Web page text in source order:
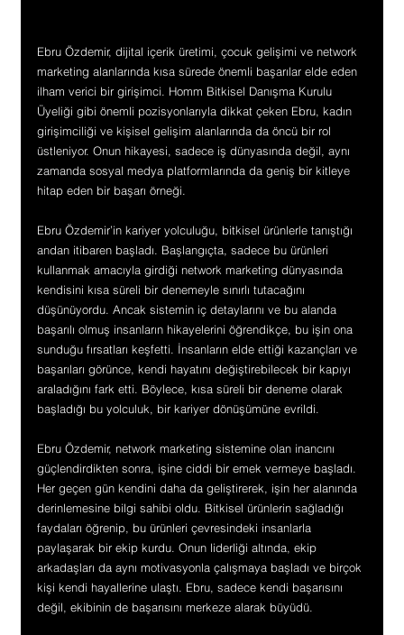
Ebru Özdemir, dijital içerik üretimi, çocuk gelişimi ve network
marketing alanlarında kısa sürede önemli başarılar elde eden
ilham verici bir girişimci. Homm Bitkisel Danışma Kurulu
Üyeliği gibi önemli pozisyonlarıyla dikkat çeken Ebru, kadın
girişimciliği ve kişisel gelişim alanlarında da öncü bir rol
üstleniyor. Onun hikayesi, sadece iş dünyasında değil, aynı
zamanda sosyal medya platformlarında da geniş bir kitleye
hitap eden bir başarı örneği.
Ebru Özdemir’in kariyer yolculuğu, bitkisel ürünlerle tanıştığı
andan itibaren başladı. Başlangıçta, sadece bu ürünleri
kullanmak amacıyla girdiği network marketing dünyasında
kendisini kısa süreli bir denemeyle sınırlı tutacağını
düşünüyordu. Ancak sistemin iç detaylarını ve bu alanda
başarılı olmuş insanların hikayelerini öğrendikçe, bu işin ona
sunduğu fırsatları keşfetti. İnsanların elde ettiği kazançları ve
başarıları görünce, kendi hayatını değiştirebilecek bir kapıyı
araladığını fark etti. Böylece, kısa süreli bir deneme olarak
başladığı bu yolculuk, bir kariyer dönüşümüne evrildi.
Ebru Özdemir, network marketing sistemine olan inancını
güçlendirdikten sonra, işine ciddi bir emek vermeye başladı.
Her geçen gün kendini daha da geliştirerek, işin her alanında
derinlemesine bilgi sahibi oldu. Bitkisel ürünlerin sağladığı
faydaları öğrenip, bu ürünleri çevresindeki insanlarla
paylaşarak bir ekip kurdu. Onun liderliği altında, ekip
arkadaşları da aynı motivasyonla çalışmaya başladı ve birçok
kişi kendi hayallerine ulaştı. Ebru, sadece kendi başarısını
değil, ekibinin de başarısını merkeze alarak büyüdü.